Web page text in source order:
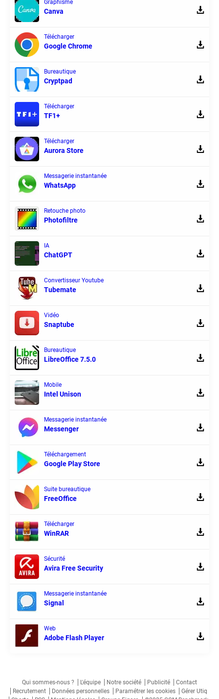
Graphisme
Canva
Télécharger
Google Chrome
Bureautique
Cryptpad
Télécharger
TF1+
Télécharger
Aurora Store
Messagerie instantanée
WhatsApp
Retouche photo
Photofiltre
IA
ChatGPT
Convertisseur Youtube
Tubemate
Vidéo
Snaptube
Bureautique
LibreOffice 7.5.0
Mobile
Intel Unison
Messagerie instantanée
Messenger
Téléchargement
Google Play Store
Suite bureautique
FreeOffice
Télécharger
WinRAR
Sécurité
Avira Free Security
Messagerie instantanée
Signal
Web
Adobe Flash Player
Qui sommes-nous ? L'équipe Notre société Publicité
Contact
Recrutement
Données personnelles Paramétrer les cookies
Gérer Utiq